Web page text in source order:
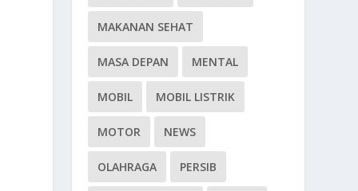
MAKANAN SEHAT
MASA DEPAN MENTAL
MOBIL MOBIL LISTRIK
MOTOR NEWS
OLAHRAGA PERSIB